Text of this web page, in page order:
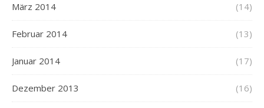
März 2014 (14)
Februar 2014 (13)
Januar 2014 (17)
Dezember 2013 (16)